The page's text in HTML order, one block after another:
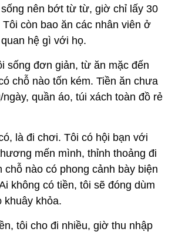
nên bớt từ từ, giờ chỉ lấy 30
còn bao ăn các nhân viên ở
hệ gì với họ.
sống đơn giản, từ ăn mặc đến
chỗ nào tốn kém. Tiền ăn chưa
quần áo, túi xách toàn đồ rẻ
là đi chơi. Tôi có hội bạn với
mến mình, thỉnh thoảng đi
chỗ nào có phong cảnh bày biện
không có tiền, tôi sẽ đóng dùm
khuây khỏa.
tôi cho đi nhiều, giờ thu nhập